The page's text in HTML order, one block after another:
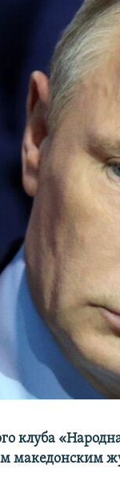
клуба
македонским